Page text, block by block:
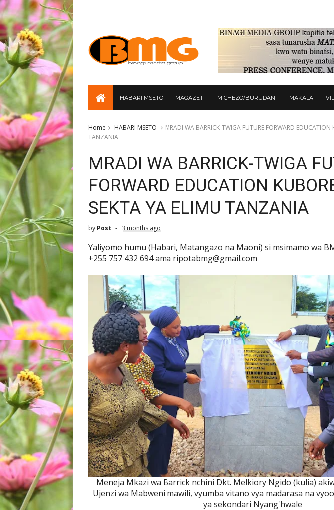
HABARI MSETO MAGAZETI MICHEZO/BURUDANI MAKALA
Home HABARI MSETO
MRADI WA BARRICK-TWIGA FUTURE FORWARD EDUCATION
TANZANIA
MRADI WA BARRICK-TWIGA
FORWARD EDUCATION
SEKTA YA ELIMU TANZANIA
by Post 3 months ago
Yaliyomo humu (Habari, Matangazo na Maoni) si msimamo wa
+255 757 432 694 ama ripotabmg@gmail.com
Meneja Mkazi wa Barrick nchini Dkt. Melkiory Ngido (kulia)
Ujenzi wa Mabweni mawili, vyumba vitano vya madarasa na
ya sekondari Nyang'hwale